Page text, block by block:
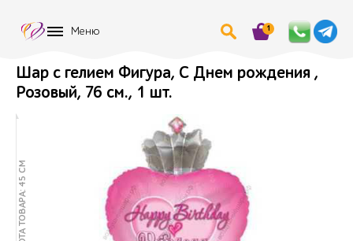
Меню 1
Шар с гелием Фигура, С Днем рождения ,
Розовый, 76 см., 1 шт.
ВЫСОТА ТОВАРА: 45 СМ